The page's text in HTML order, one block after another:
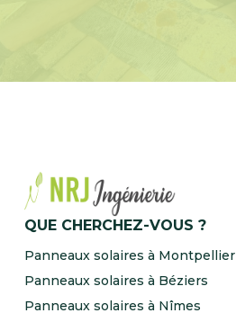
QUE CHERCHEZ-VOUS ?
Panneaux solaires à Montpellier
Panneaux solaires à Béziers
Panneaux solaires à Nîmes